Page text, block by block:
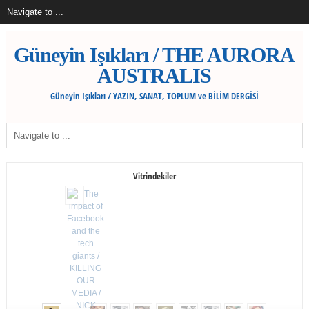
Güneyin Işıkları / THE AURORA
AUSTRALIS
Güneyin Işıkları / YAZIN, SANAT, TOPLUM ve BİLİM DERGİSİ
Vitrindekiler